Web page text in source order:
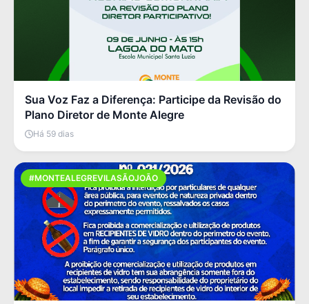
Sua Voz Faz a Diferença: Participe da Revisão do
Plano Diretor de Monte Alegre
Há 59 dias
#MONTEALEGREVILASÃOJOÃO